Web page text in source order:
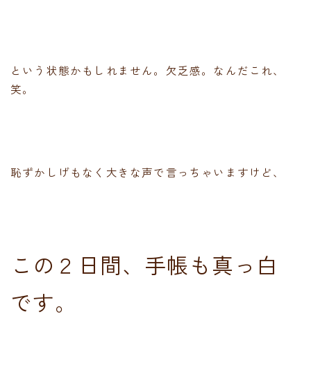
という状態かもしれません。欠乏感。なんだこれ、
笑。
恥ずかしげもなく大きな声で言っちゃいますけど、
この２日間、手帳も真っ白
です。